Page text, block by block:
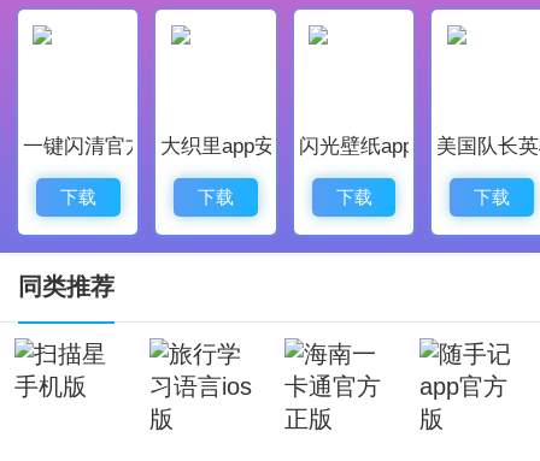
2、是一款非常好用的商品图拍摄移动软件，软件可
1、修复了bug，优化了一些交互体验
2、优化了程序的稳定性，更加流畅
3、调整了部分页面布局，让界面更加整洁美观
4、新增模块
一键闪清官方最新版
下载
大织里app安卓版
下载
闪光壁纸app安卓最新版
下载
美国队长
下载
同类推荐